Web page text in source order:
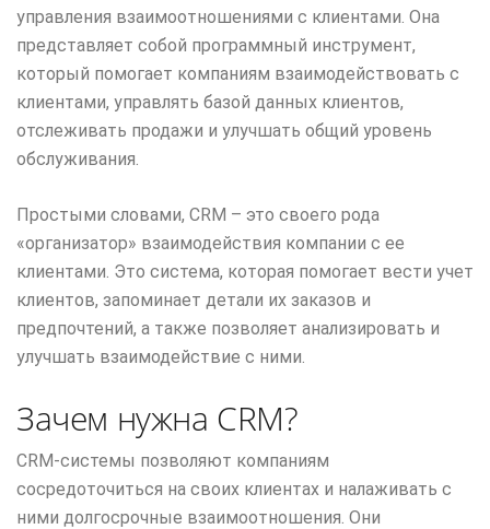
управления взаимоотношениями с клиентами. Она
представляет собой программный инструмент,
который помогает компаниям взаимодействовать с
клиентами, управлять базой данных клиентов,
отслеживать продажи и улучшать общий уровень
обслуживания.
Простыми словами, CRM – это своего рода
«организатор» взаимодействия компании с ее
клиентами. Это система, которая помогает вести учет
клиентов, запоминает детали их заказов и
предпочтений, а также позволяет анализировать и
улучшать взаимодействие с ними.
Зачем нужна CRM?
CRM-системы позволяют компаниям
сосредоточиться на своих клиентах и налаживать с
ними долгосрочные взаимоотношения. Они